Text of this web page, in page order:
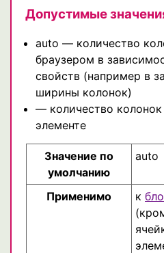
Допустимые
auto — количество
браузером в
свойств (например в
ширины колонок)
— количество
элементе
Значение по
умолчанию
auto
Применимо к